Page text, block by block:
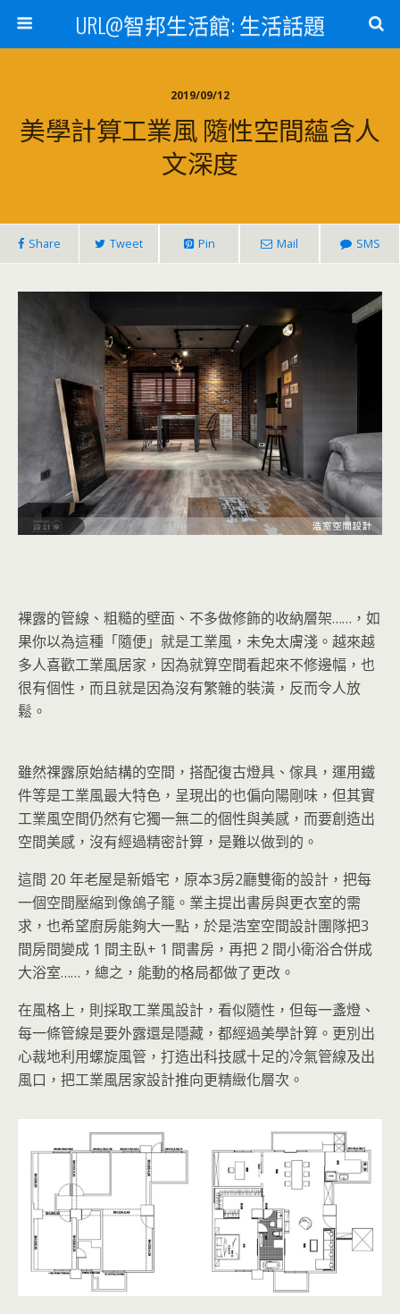
URL@智邦生活館: 生活話題
2019/09/12
美學計算工業風 隨性空間蘊含人
文深度
Share Tweet Pin Mail SMS
裸露的管線、粗糙的壁面、不多做修飾的收納層架……，如
果你以為這種「隨便」就是工業風，未免太膚淺。越來越
多人喜歡工業風居家，因為就算空間看起來不修邊幅，也
很有個性，而且就是因為沒有繁雜的裝潢，反而令人放
鬆。
雖然祼露原始結構的空間，搭配復古燈具、傢具，運用鐵
件等是工業風最大特色，呈現出的也偏向陽剛味，但其實
工業風空間仍然有它獨一無二的個性與美感，而要創造出
空間美感，沒有經過精密計算，是難以做到的。
這間 20 年老屋是新婚宅，原本3房2廳雙衛的設計，把每
一個空間壓縮到像鴿子籠。業主提出書房與更衣室的需
求，也希望廚房能夠大一點，於是浩室空間設計團隊把3
間房間變成 1 間主臥+ 1 間書房，再把 2 間小衛浴合併成
大浴室……，總之，能動的格局都做了更改。
在風格上，則採取工業風設計，看似隨性，但每一盞燈、
每一條管線是要外露還是隱藏，都經過美學計算。更別出
心裁地利用螺旋風管，打造出科技感十足的冷氣管線及出
風口，把工業風居家設計推向更精緻化層次。